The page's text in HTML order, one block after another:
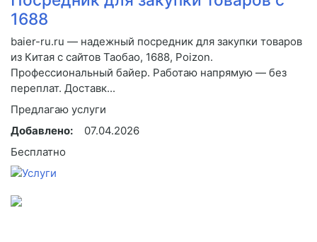
1688
baier-ru.ru — надежный посредник для закупки товаров
из Китая с сайтов Таобао, 1688, Poizon.
Профессиональный байер. Работаю напрямую — без
переплат. Доставк...
Предлагаю услуги
Добавлено:
07.04.2026
Бесплатно